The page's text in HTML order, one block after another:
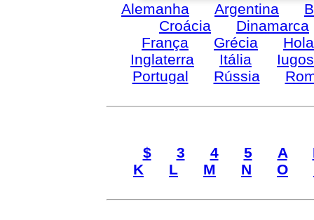
Alemanha Argentina
Croácia
Dinamarca
França
Grécia
Inglaterra
Itália
Portugal
Rússia
$ 3 4 5 A
K
L M N O